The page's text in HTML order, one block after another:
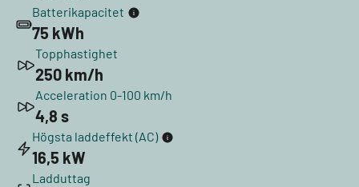
Batterikapacitet
75 kWh
Topphastighet
250 km/h
Acceleration 0-100 km/h
4,8 s
Högsta laddeffekt (AC)
16,5 kW
Ladduttag